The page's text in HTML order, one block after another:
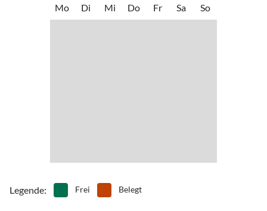
Spielscheune/ Indoorspielplatz
Thermalbäder
Vögel beobachten • Wandern
Emden - alles schöne Städte die es Wert sind, erkundet zu werden.
Mo
Di Mi Do Fr Sa So
Legende: Frei Belegt